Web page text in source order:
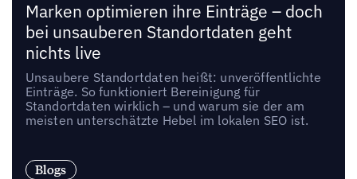
Marken optimieren ihre Einträge – doch
bei unsauberen Standortdaten geht
nichts live
Unsaubere Standortdaten heißt: unveröffentlichte
Einträge. So funktioniert Bereinigung für
Standortdaten wirklich – und warum sie der am
meisten unterschätzte Hebel im lokalen SEO ist.
Blogs